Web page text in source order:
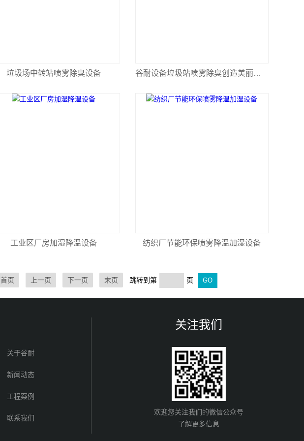
垃圾场中转站喷雾除臭设备 谷耐设备垃圾站喷雾除臭创造美丽生活
工业区厂房加湿降温设备 纺织厂节能环保喷雾降温加湿设备
首页 上一页 下一页 末页 跳转到第 页
关于谷耐
新闻动态
工程案例
联系我们
关注我们
欢迎您关注我们的微信公众号
了解更多信息